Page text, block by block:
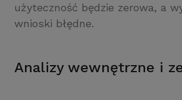
użyteczność będzie zerowa, a
wnioski błędne.
Analizy wewnętrzne i